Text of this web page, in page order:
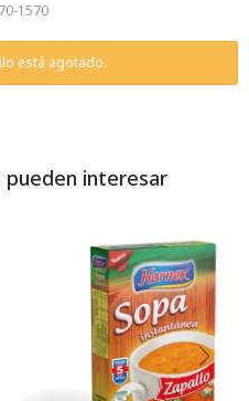
1570
está agotado.
interesar